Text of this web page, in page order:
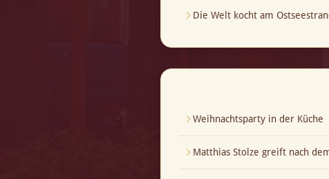
Die Welt kocht am
Weihnachtsparty in der Küche
Matthias Stolze greift nach